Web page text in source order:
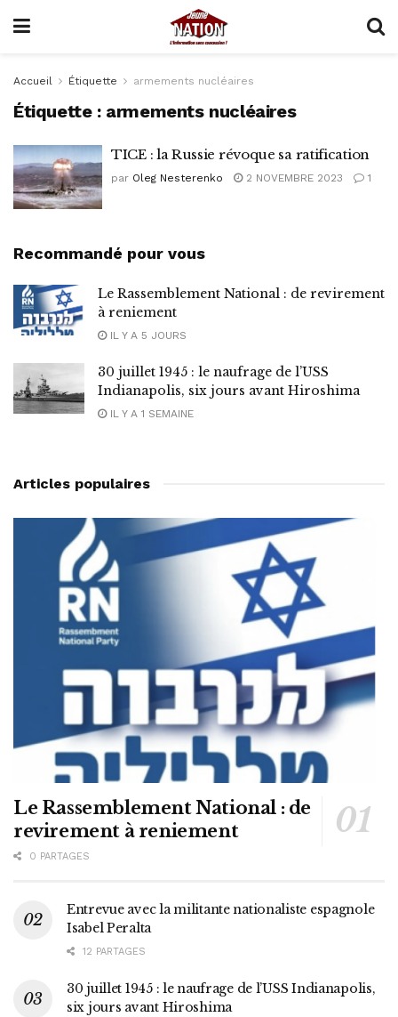
Accueil Étiquette armements nucléaires
Étiquette : armements nucléaires
TICE : la Russie révoque sa ratification
par Oleg Nesterenko 2 NOVEMBRE 2023 1
Recommandé pour vous
Le Rassemblement National : de revirement
à reniement
IL Y A 5 JOURS
30 juillet 1945 : le naufrage de l’USS
Indianapolis, six jours avant Hiroshima
IL Y A 1 SEMAINE
Articles populaires
Le Rassemblement National : de
revirement à reniement
0 PARTAGES
Entrevue avec la militante nationaliste espagnole
Isabel Peralta
12 PARTAGES
30 juillet 1945 : le naufrage de l’USS Indianapolis,
six jours avant Hiroshima